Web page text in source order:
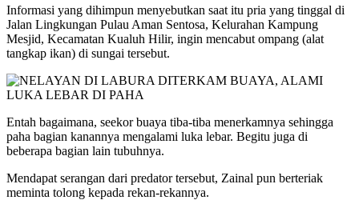
Informasi yang dihimpun menyebutkan saat itu pria yang tinggal di
Jalan Lingkungan Pulau Aman Sentosa, Kelurahan Kampung
Mesjid, Kecamatan Kualuh Hilir, ingin mencabut ompang (alat
tangkap ikan) di sungai tersebut.
Entah bagaimana, seekor buaya tiba-tiba menerkamnya sehingga
paha bagian kanannya mengalami luka lebar. Begitu juga di
beberapa bagian lain tubuhnya.
Mendapat serangan dari predator tersebut, Zainal pun berteriak
meminta tolong kepada rekan-rekannya.